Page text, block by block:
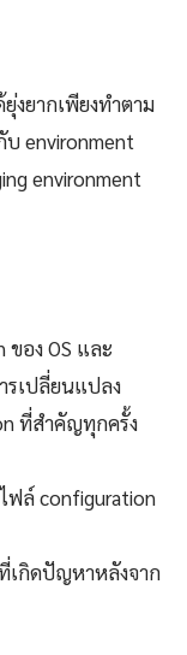
งยากเพียงทำตาม
environment
environment
ของ OS และ
รเปลี่ยนแปลง
ที่สำคัญทุกครั้ง
ฟล์ configuration
เกิดปัญหาหลังจาก